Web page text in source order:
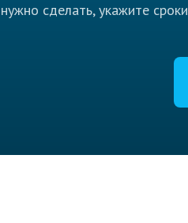
сделать, укажите сроки